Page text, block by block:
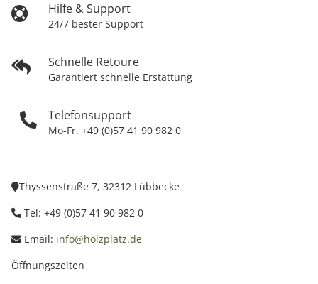
Hilfe & Support
24/7 bester Support
Schnelle Retoure
Garantiert schnelle Erstattung
Telefonsupport
Mo-Fr. +49 (0)57 41 90 982 0
Thyssenstraße 7, 32312 Lübbecke
Tel: +49 (0)57 41 90 982 0
Email: info@holzplatz.de
Öffnungszeiten